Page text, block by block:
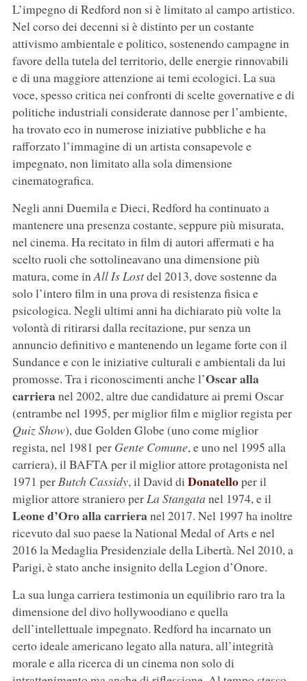
L’impegno di Redford non si è limitato al campo artistico.
Nel corso dei decenni si è distinto per un costante
attivismo ambientale e politico, sostenendo campagne in
favore della tutela del territorio, delle energie rinnovabili
e di una maggiore attenzione ai temi ecologici. La sua
voce, spesso critica nei confronti di scelte governative e di
politiche industriali considerate dannose per l’ambiente,
ha trovato eco in numerose iniziative pubbliche e ha
rafforzato l’immagine di un artista consapevole e
impegnato, non limitato alla sola dimensione
cinematografica.
Negli anni Duemila e Dieci, Redford ha continuato a
mantenere una presenza costante, seppure più misurata,
nel cinema. Ha recitato in film di autori affermati e ha
scelto ruoli che sottolineavano una dimensione più
matura, come inAll Is Lostdel 2013, dove sostenne da
solo l’intero film in una prova di resistenza fisica e
psicologica. Negli ultimi anni ha dichiarato più volte la
volontà di ritirarsi dalla recitazione, pur senza un
annuncio definitivo e mantenendo un legame forte con il
Sundance e con le iniziative culturali e ambientali da lui
promosse. Tra i riconoscimenti anche l’Oscar alla
carrieranel 2002, altre due candidature ai premi Oscar
(entrambe nel 1995, per miglior film e miglior regista per
Quiz Show), due Golden Globe (uno come miglior
regista, nel 1981 per Gente Comune, e uno nel 1995 alla
carriera), il BAFTA per il miglior attore protagonista nel
1971 perButch Cassidy, il David di Donatelloper il
miglior attore straniero perLa Stangata nel 1974, e il
Leone d’Oro alla carrieranel 2017. Nel 1997 ha inoltre
ricevuto dal suo paese la National Medal of Arts e nel
2016 la Medaglia Presidenziale della Libertà. Nel 2010, a
Parigi, è stato anche insignito della Legion d’Onore.
La sua lunga carriera testimonia un equilibrio raro tra la
dimensione del divo hollywoodiano e quella
dell’intellettuale impegnato. Redford ha incarnato un
certo ideale americano legato alla natura, all’integrità
morale e alla ricerca di un cinema non solo di